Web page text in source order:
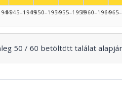
1945–19491950–19541955–19591960–1964
50 / 60 betöltött találat